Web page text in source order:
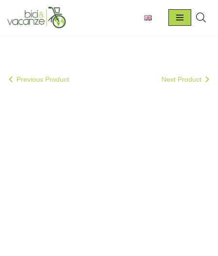
Vai
Previous Product Next Product